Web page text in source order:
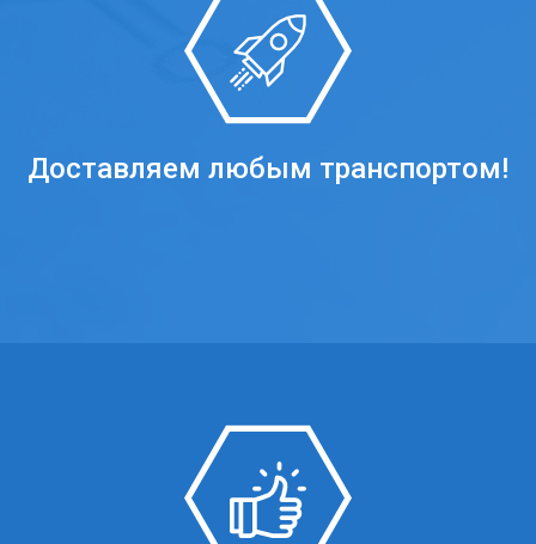
Доставляем любым транспортом!